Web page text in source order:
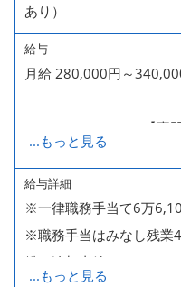
あり）
給与
月給 280,000円～
280,000～340,000【専
285,000～340,000【大卒
※ 入社半年経過した後は
働き方も選ぶことができ
詳細はご面談時にご案
...もっと見る
給与詳細
※一律職務手当て6万
※職務手当はみなし残業
働は追加支給
...もっと見る